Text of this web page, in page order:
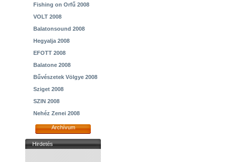
Fishing on Orfű 2008
VOLT 2008
Balatonsound 2008
Hegyalja 2008
EFOTT 2008
Balatone 2008
Bűvészetek Völgye 2008
Sziget 2008
SZIN 2008
Nehéz Zenei 2008
Archívum
Hirdetés